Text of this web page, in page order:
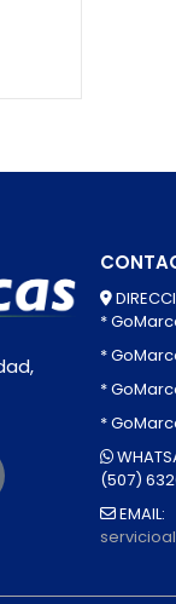
*
*
*
*
(507)
EMAIL: